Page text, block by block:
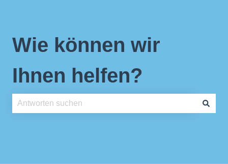
Wie können wir
Ihnen helfen?